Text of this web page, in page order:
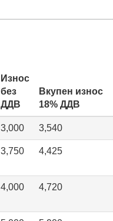
Износ
без
ДДВ
Вкупен износ
18% ДДВ
3,000 3,540
3,750 4,425
4,000 4,720